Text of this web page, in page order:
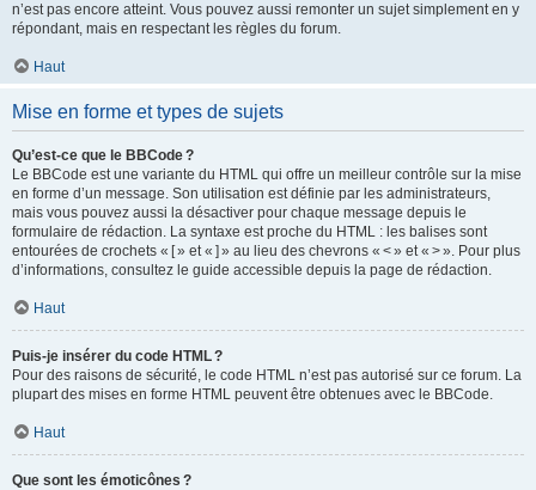
n’est pas encore atteint. Vous pouvez aussi remonter un sujet simplement en y
répondant, mais en respectant les règles du forum.
Haut
Mise en forme et types de sujets
Qu’est-ce que le BBCode ?
Le BBCode est une variante du HTML qui offre un meilleur contrôle sur la mise
en forme d’un message. Son utilisation est définie par les administrateurs,
mais vous pouvez aussi la désactiver pour chaque message depuis le
formulaire de rédaction. La syntaxe est proche du HTML : les balises sont
entourées de crochets « [ » et « ] » au lieu des chevrons « < » et « > ». Pour plus
d’informations, consultez le guide accessible depuis la page de rédaction.
Haut
Puis-je insérer du code HTML ?
Pour des raisons de sécurité, le code HTML n’est pas autorisé sur ce forum. La
plupart des mises en forme HTML peuvent être obtenues avec le BBCode.
Haut
Que sont les émoticônes ?